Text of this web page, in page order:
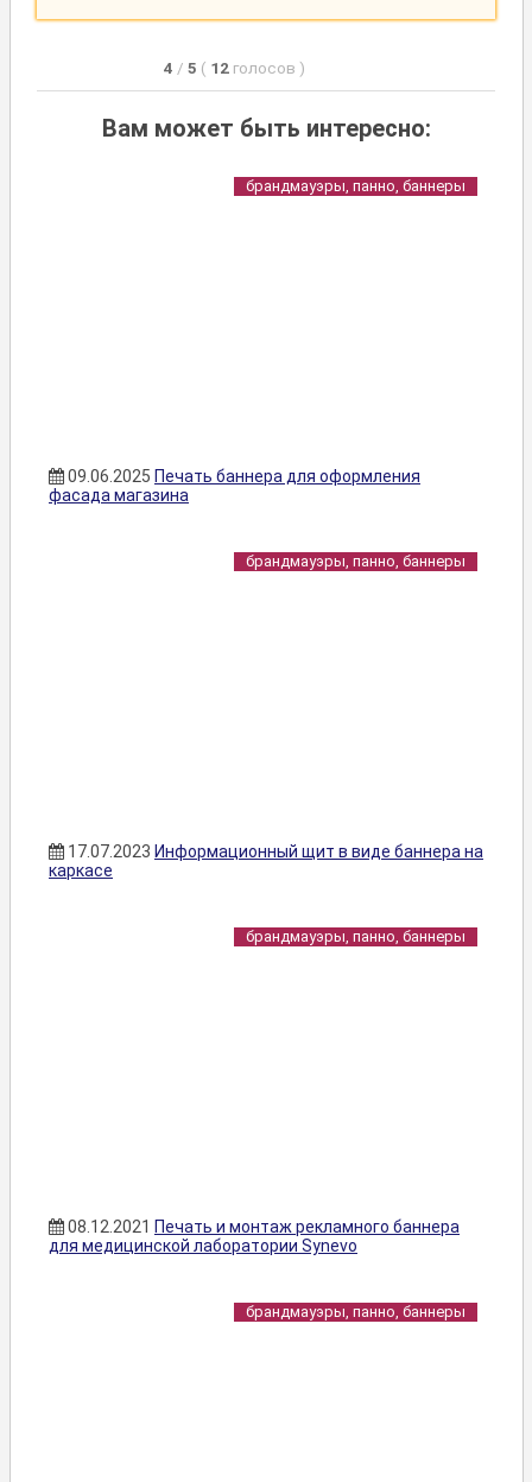
4 / 5 ( 12 голосов )
Вам может быть интересно:
брандмауэры, панно, баннеры
09.06.2025 Печать баннера для оформления
фасада магазина
брандмауэры, панно, баннеры
17.07.2023 Информационный щит в виде баннера на
каркасе
брандмауэры, панно, баннеры
08.12.2021 Печать и монтаж рекламного баннера
для медицинской лаборатории Synevo
брандмауэры, панно, баннеры